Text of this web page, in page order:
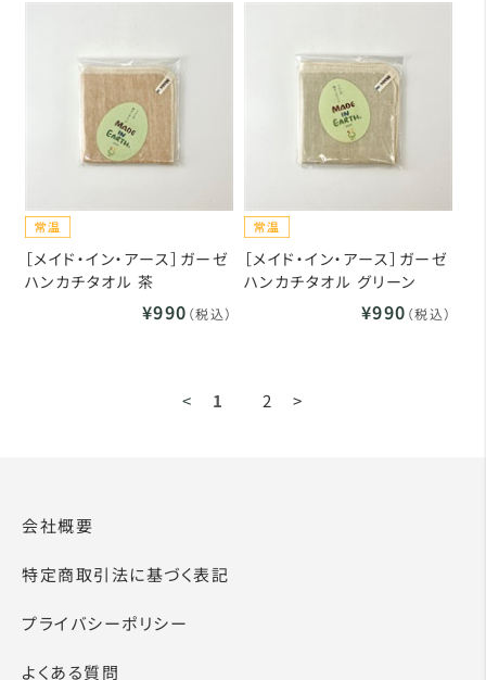
［メイド・イン・アース］ガーゼ
ハンカチタオル 茶
¥990 （税込）
［メイド・イン・アース］ガーゼ
ハンカチタオル グリーン
¥990 （税込）
< 1 2 >
会社概要
特定商取引法に基づく表記
プライバシーポリシー
よくある質問